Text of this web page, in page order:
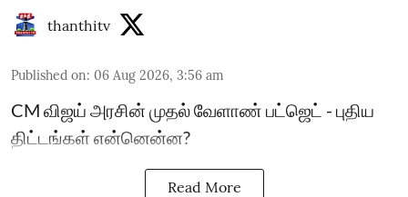
thanthitv
Published on: 06 Aug 2026, 3:56 am
CM விஜய் அரசின் முதல் வேளாண் பட்ஜெட் - புதிய
திட்டங்கள் என்னென்ன?
Read More